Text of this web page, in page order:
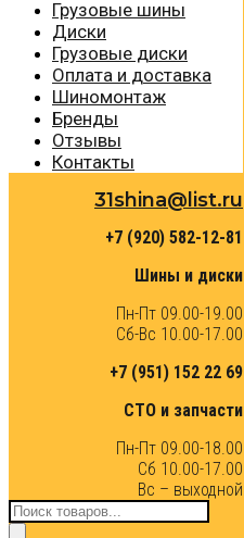
Грузовые шины
Диски
Грузовые диски
Оплата и доставка
Шиномонтаж
Бренды
Отзывы
Контакты
31shina@list.ru
+7 (920) 582-12-81
Шины и диски
Пн-Пт 09.00-19.00
Сб-Вс 10.00-17.00
+7 (951) 152 22 69
СТО и запчасти
Пн-Пт 09.00-18.00
Сб 10.00-17.00
Вс – выходной
Поиск
товаров